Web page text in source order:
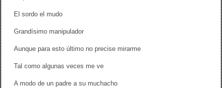
El sordo el mudo
Grandísimo manipulador
Aunque para esto último no precise mirarme
Tal como algunas veces me ve
A modo de un padre a su muchacho